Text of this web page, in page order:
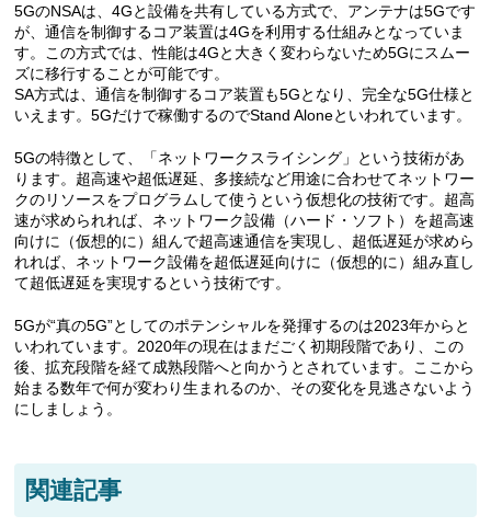
5GのNSAは、4Gと設備を共有している方式で、アンテナは5Gです
が、通信を制御するコア装置は4Gを利用する仕組みとなっていま
す。この方式では、性能は4Gと大きく変わらないため5Gにスムー
ズに移行することが可能です。
SA方式は、通信を制御するコア装置も5Gとなり、完全な5G仕様と
いえます。5Gだけで稼働するのでStand Aloneといわれています。
5Gの特徴として、「ネットワークスライシング」という技術があ
ります。超高速や超低遅延、多接続など用途に合わせてネットワー
クのリソースをプログラムして使うという仮想化の技術です。超高
速が求められれば、ネットワーク設備（ハード・ソフト）を超高速
向けに（仮想的に）組んで超高速通信を実現し、超低遅延が求めら
れれば、ネットワーク設備を超低遅延向けに（仮想的に）組み直し
て超低遅延を実現するという技術です。
5Gが“真の5G”としてのポテンシャルを発揮するのは2023年からと
いわれています。2020年の現在はまだごく初期段階であり、この
後、拡充段階を経て成熟段階へと向かうとされています。ここから
始まる数年で何が変わり生まれるのか、その変化を見逃さないよう
にしましょう。
関連記事